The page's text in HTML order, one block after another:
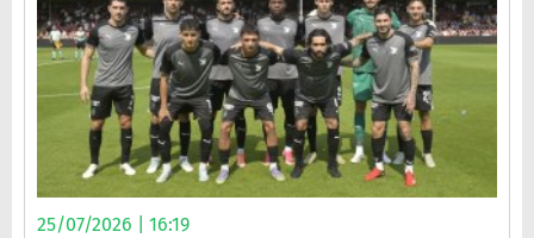
25/07/2026 | 16:19